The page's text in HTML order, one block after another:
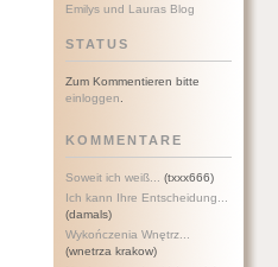
Emilys und Lauras Blog
STATUS
Zum Kommentieren bitte
einloggen
KOMMENTARE
Soweit ich weiß...
(txxx666)
Ich kann Ihre Entscheidung...
(damals)
Wykończenia Wnętrz...
(wnetrza krakow)